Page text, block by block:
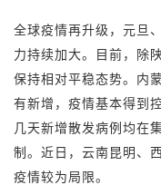
全球疫情再升级，元旦
力持续加大。目前，除
保持相对平稳态势。内
有新增，疫情基本得到
几天新增散发病例均在
制。近日，云南昆明、
疫情较为局限。